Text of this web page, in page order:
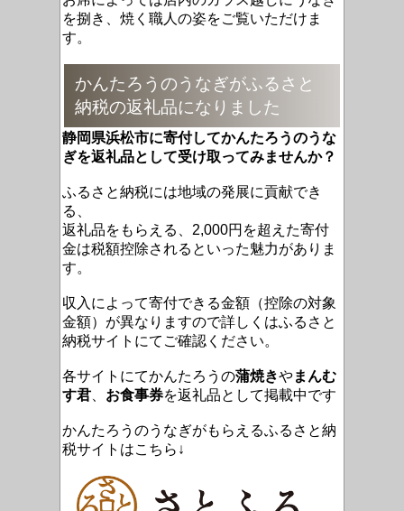
を捌き、焼く職人の姿をご覧いただけま
す。
かんたろうのうなぎがふるさと
納税の返礼品になりました
静岡県浜松市に寄付してかんたろうのうな
ぎを返礼品として受け取ってみませんか？
ふるさと納税には地域の発展に貢献でき
る、
返礼品をもらえる、2,000円を超えた寄付
金は税額控除されるといった魅力がありま
す。
収入によって寄付できる金額（控除の対象
金額）が異なりますので詳しくはふるさと
納税サイトにてご確認ください。
各サイトにてかんたろうの蒲焼きやまんむ
す君
お食事券を返礼品として掲載中です
かんたろうのうなぎがもらえるふるさと納
税サイトはこちら↓